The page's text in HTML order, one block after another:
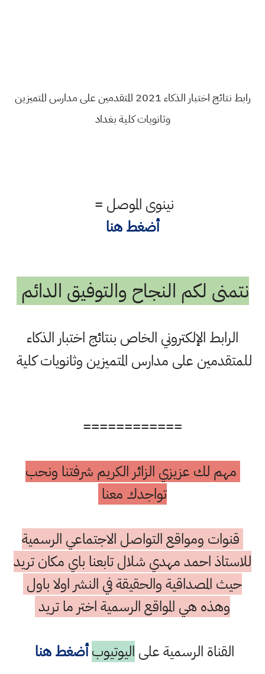
رابط نتائج اختبار الذكاء 2021 المتقدمين على مدارس المتميزين
وثانويات كلية بغداد
نينوى الموصل =
أضغط هنا
نتمنى لكم النجاح والتوفيق الدائم
الرابط الإلكتروني الخاص بنتائج اختبار الذكاء
للمتقدمين على مدارس المتميزين وثانويات كلية
============
مهم لك عزيزي الزائر الكريم شرفتنا ونحب
تواجدك معنا
قنوات ومواقع التواصل الاجتماعي الرسمية
للاستاذ احمد مهدي شلال تابعنا باي مكان تريد
حيث المصداقية والحقيقة في النشر اولا باول
وهذه هي المواقع الرسمية اختر ما تريد
القناة الرسمية على اليوتيوب أضغط هنا